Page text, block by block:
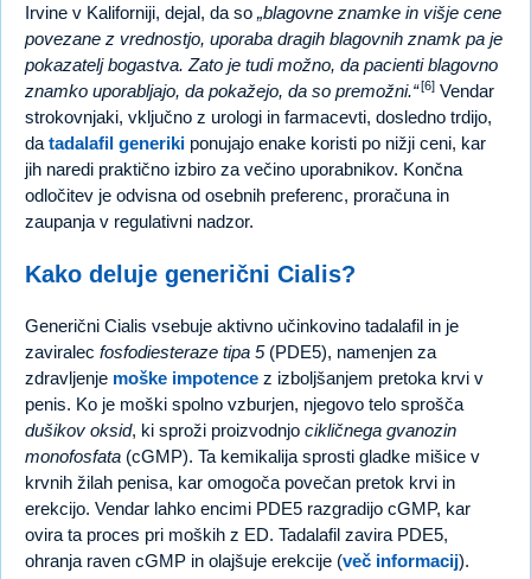
Irvine v Kaliforniji, dejal, da so blagovne znamke in višje cene
povezane z vrednostjo, uporaba dragih blagovnih znamk pa je
pokazatelj bogastva. Zato je tudi možno, da pacienti blagovno
znamko uporabljajo, da pokažejo, da so premožni.
[6] Vendar
strokovnjaki, vključno z urologi in farmacevti, dosledno trdijo,
da tadalafil generiki ponujajo enake koristi po nižji ceni, kar
jih naredi praktično izbiro za večino uporabnikov. Končna
odločitev je odvisna od osebnih preferenc, proračuna in
zaupanja v regulativni nadzor.
Kako deluje generični Cialis?
Generični Cialis vsebuje aktivno učinkovino tadalafil in je
zaviralec fosfodiesteraze tipa 5(PDE5), namenjen za
zdravljenje moške impotence z izboljšanjem pretoka krvi v
penis. Ko je moški spolno vzburjen, njegovo telo sprošča
dušikov oksid, ki sproži proizvodnjo cikličnega gvanozin
monofosfata (cGMP). Ta kemikalija sprosti gladke mišice v
krvnih žilah penisa, kar omogoča povečan pretok krvi in
erekcijo. Vendar lahko encimi PDE5 razgradijo cGMP, kar
ovira ta proces pri moških z ED. Tadalafil zavira PDE5,
ohranja raven cGMP in olajšuje erekcije (več informacij).